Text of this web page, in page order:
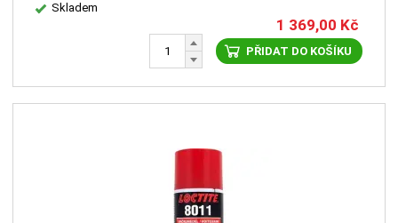
Skladem
1 369,00 Kč
PŘIDAT DO KOŠÍKU